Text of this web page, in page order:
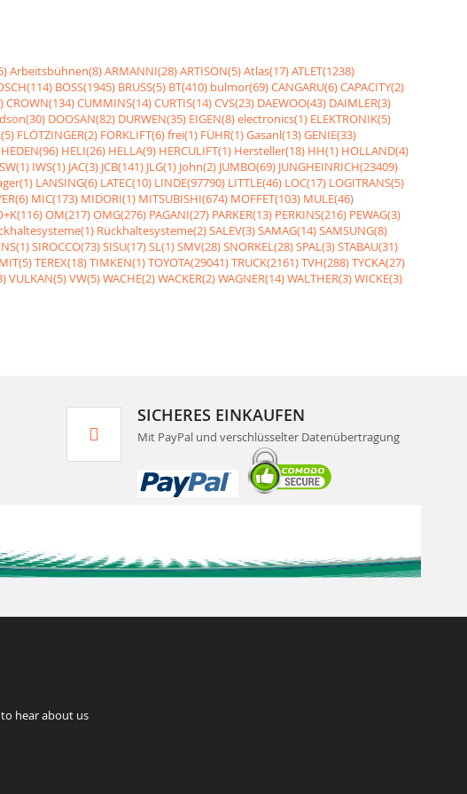
Arbeitsbühnen(8)ARMANNI(28)ARTISON(5)Atlas(17)ATLET(1238)
BOSS(1945) BRUSS(5) BT(410) bulmor(69)CANGARU(6)CAPACITY(2)
CROWN(134)CUMMINS(14)CURTIS(14)CVS(23) DAEWOO(43) DAIMLER(3)
DOOSAN(82) DURWEN(35) EIGEN(8)electronics(1) ELEKTRONIK(5)
FLÖTZINGER(2) FORKLIFT(6)frei(1) FÜHR(1)Gasanl(13)GENIE(33)
HEDEN(96) HELI(26) HELLA(9) HERCULIFT(1) Hersteller(18) HH(1) HOLLAND(4)
IWS(1) JAC(3) JCB(141) JLG(1) John(2) JUMBO(69) JUNGHEINRICH(23409)
LANSING(6) LATEC(10) LINDE(97790) LITTLE(46) LOC(17) LOGITRANS(5)
MIC(173) MIDORI(1) MITSUBISHI(674) MOFFET(103) MULE(46)
OM(217)OMG(276) PAGANI(27) PARKER(13) PERKINS(216) PEWAG(3)
Rückhaltesysteme(2)SALEV(3)SAMAG(14)SAMSUNG(8)
SIROCCO(73)SISU(17)SL(1)SMV(28)SNORKEL(28)SPAL(3)STABAU(31)
TEREX(18)TIMKEN(1)TOYOTA(29041)TRUCK(2161)TVH(288)TYCKA(27)
VULKAN(5)VW(5)WACHE(2)WACKER(2)WAGNER(14)WALTHER(3)WICKE(3)
SICHERES EINKAUFEN
Mit PayPal und verschlüsselter Datenübertragung
hear about us